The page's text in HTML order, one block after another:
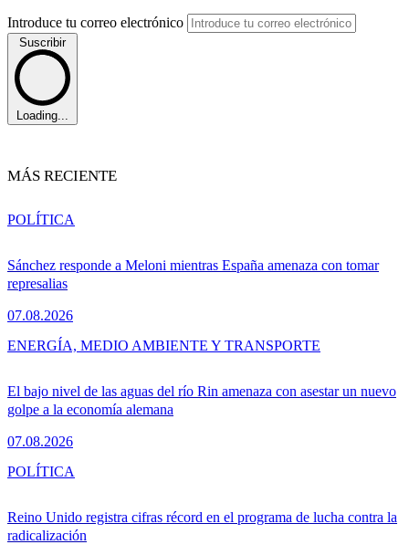
Introduce tu correo electrónico
Suscribir
Loading...
MÁS RECIENTE
Sánchez responde a Meloni mientras España amenaza con tomar
represalias
07.08.2026
POLÍTICA
El bajo nivel de las aguas del río Rin amenaza con asestar un nuevo
golpe a la economía alemana
07.08.2026
ENERGÍA, MEDIO AMBIENTE Y TRANSPORTE
Reino Unido registra cifras récord en el programa de lucha contra la
radicalización
POLÍTICA